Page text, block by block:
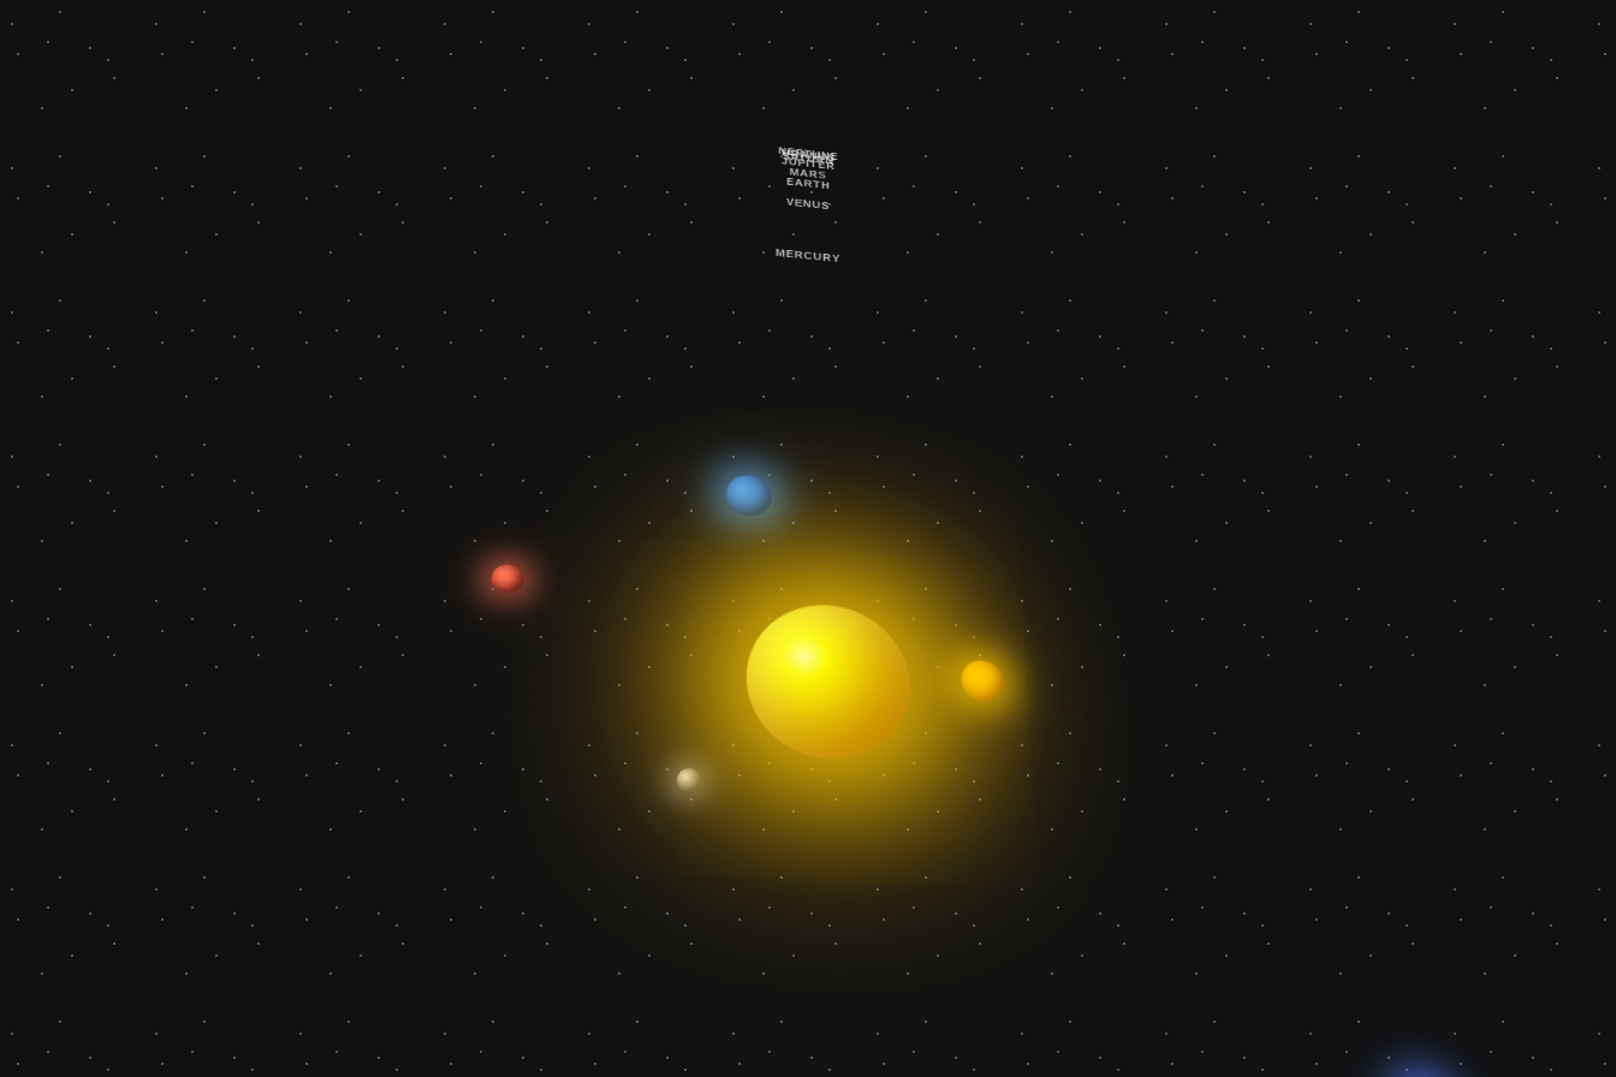
MERCURY
VENUS
EARTH
MARS
JUPITER
SATURN
URANUS
NEPTUNE